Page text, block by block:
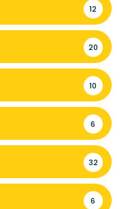
12
20
10
6
32
6